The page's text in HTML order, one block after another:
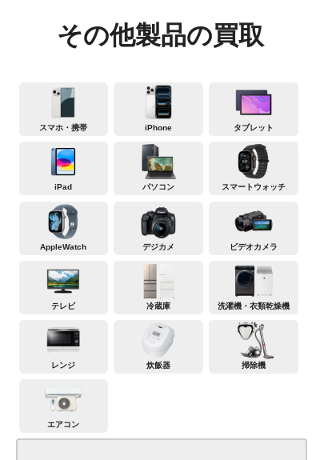
その他製品の買取
スマホ・携帯 iPhone タブレット
iPad パソコン スマートウォッチ
AppleWatch デジカメ ビデオカメラ
テレビ 冷蔵庫 洗濯機・衣類乾燥機
レンジ 炊飯器 掃除機
エアコン